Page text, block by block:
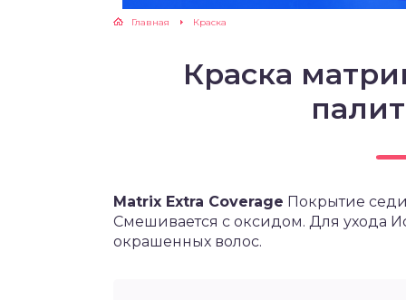
Главная Краска
Краска
Matrix Extra Coverage Покрытие
Смешивается с оксидом. Для ухода
окрашенных волос.